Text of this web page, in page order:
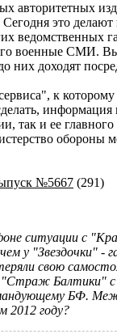
авторитетных
это
ведомственных
военные СМИ.
них доходят
к
информация
так и ее
обороны
№5667 (291)
ситуации с
у "Звездочки"
свою
Балтики"
БФ.
2012 году?